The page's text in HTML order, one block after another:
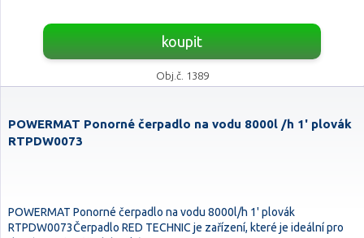
koupit
Obj.č. 1389
POWERMAT Ponorné čerpadlo na vodu 8000l /h 1' plovák
RTPDW0073
POWERMAT Ponorné čerpadlo na vodu 8000l/h 1' plovák
RTPDW0073Čerpadlo RED TECHNIC je zařízení, které je ideální pro